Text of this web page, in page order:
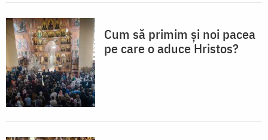
Cum să primim și noi pacea
pe care o aduce Hristos?